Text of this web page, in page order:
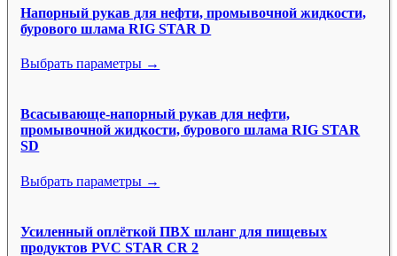
Напорный рукав для нефти, промывочной жидкости,
бурового шлама RIG STAR D
Выбрать параметры →
Всасывающе-напорный рукав для нефти,
промывочной жидкости, бурового шлама RIG STAR
SD
Выбрать параметры →
Усиленный оплёткой ПВХ шланг для пищевых
продуктов PVC STAR CR 2